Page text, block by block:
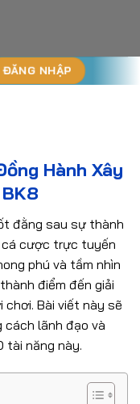
ĐĂNG NHẬP
Hành Xây
đằng sau sự thành
cá cược trực tuyến
phú và tầm nhìn
điểm đến giải
Bài viết này sẽ
cách lãnh đạo và
tài năng này.